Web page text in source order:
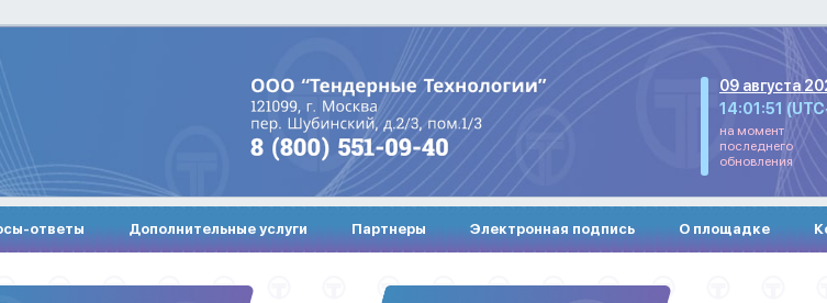
09 августа
14:01:51
на момент
последнего
обновления
ответы Дополнительные услуги Партнеры Электронная подпись О площадке